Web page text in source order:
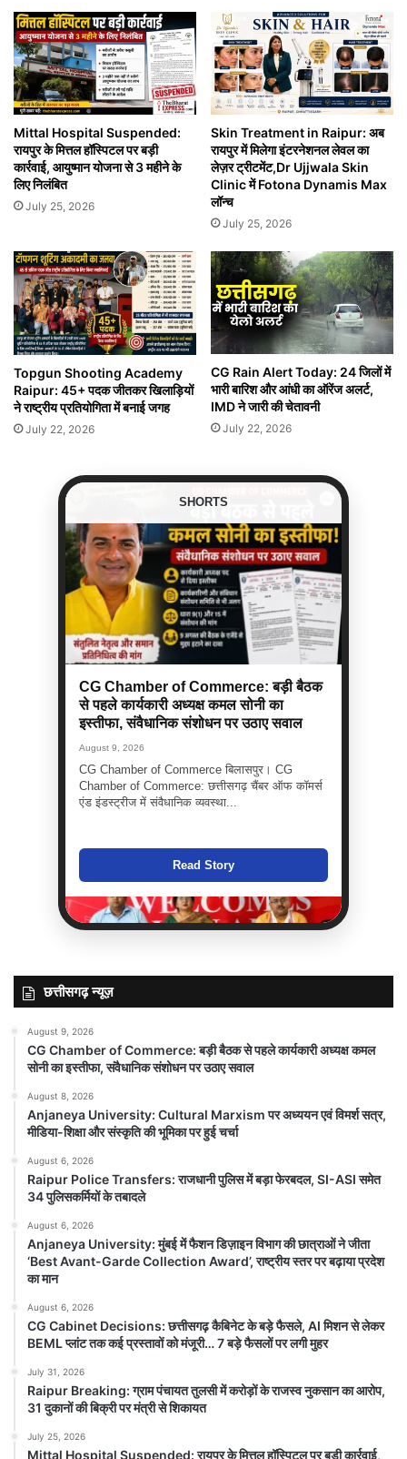
Mittal Hospital Suspended:
रायपुर के मित्तल हॉस्पिटल पर बड़ी
कार्रवाई, आयुष्मान योजना से 3 महीने के
लिए निलंबित
July 25, 2026
Skin Treatment in Raipur: अब
रायपुर में मिलेगा इंटरनेशनल लेवल का
लेज़र ट्रीटमेंट,Dr Ujjwala Skin
Clinic में Fotona Dynamis Max
लॉन्च
July 25, 2026
Topgun Shooting Academy
Raipur: 45+ पदक जीतकर खिलाड़ियों
ने राष्ट्रीय प्रतियोगिता में बनाई जगह
July 22, 2026
CG Rain Alert Today: 24 जिलों में
भारी बारिश और आंधी का ऑरेंज अलर्ट,
IMD ने जारी की चेतावनी
July 22, 2026
SHORTS
CG Chamber of Commerce: बड़ी बैठक
से पहले कार्यकारी अध्यक्ष कमल सोनी का
इस्तीफा, संवैधानिक संशोधन पर उठाए सवाल
August 9, 2026
CG Chamber of Commerce बिलासपुर। CG
Chamber of Commerce: छत्तीसगढ़ चैंबर ऑफ कॉमर्स
एंड इंडस्ट्रीज में संवैधानिक व्यवस्था...
Read Story
Anjaneya University: Cultural
Marxism पर अध्ययन एवं विमर्श सत्र, मीडिया-
शिक्षा और संस्कृति की भूमिका पर हुई चर्चा
August 8, 2026
Anjaneya University : रायपुर। आंजनेय विश्वविद्यालय
में सांस्कृतिक मार्क्सवाद अध्ययन केंद्र, रायपुर द्वारा
छत्तीसगढ़ न्यूज़
August 9, 2026
CG Chamber of Commerce: बड़ी बैठक से पहले कार्यकारी अध्यक्ष कमल
सोनी का इस्तीफा, संवैधानिक संशोधन पर उठाए सवाल
August 8, 2026
Anjaneya University: Cultural Marxism पर अध्ययन एवं विमर्श सत्र,
मीडिया-शिक्षा और संस्कृति की भूमिका पर हुई चर्चा
August 6, 2026
Raipur Police Transfers: राजधानी पुलिस में बड़ा फेरबदल, SI-ASI समेत
34 पुलिसकर्मियों के तबादले
August 6, 2026
Anjaneya University: मुंबई में फैशन डिज़ाइन विभाग की छात्राओं ने जीता
‘Best Avant-Garde Collection Award’, राष्ट्रीय स्तर पर बढ़ाया प्रदेश
का मान
August 6, 2026
CG Cabinet Decisions: छत्तीसगढ़ कैबिनेट के बड़े फैसले, AI मिशन से लेकर
BEML प्लांट तक कई प्रस्तावों को मंजूरी… 7 बड़े फैसलों पर लगी मुहर
July 31, 2026
Raipur Breaking: ग्राम पंचायत तुलसी में करोड़ों के राजस्व नुकसान का आरोप,
31 दुकानों की बिक्री पर मंत्री से शिकायत
July 25, 2026
Mittal Hospital Suspended: रायपुर के मित्तल हॉस्पिटल पर बड़ी कार्रवाई,